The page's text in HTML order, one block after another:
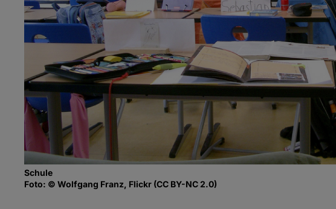
Schule
Foto: © Wolfgang Franz, Flickr (CC BY-NC 2.0)